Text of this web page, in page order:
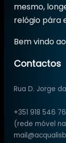
mesmo,
relógio pára
Bem vindo
Contactos
Rua D. Jorge
+351 918 546
(rede móvel